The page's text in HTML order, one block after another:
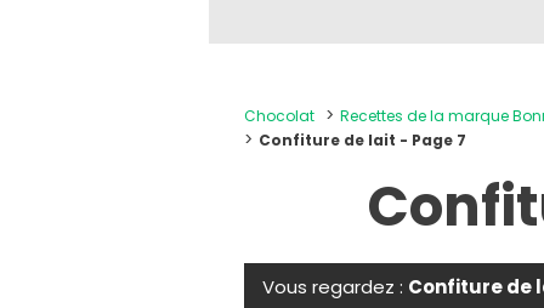
Chocolat Recettes de la marque
Confiture de lait - Page 7
Vous regardez : Confiture de